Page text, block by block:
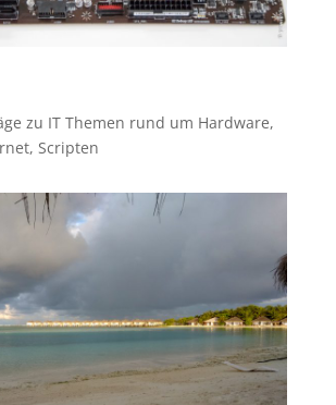
zu IT Themen rund um Hardware,
Scripten